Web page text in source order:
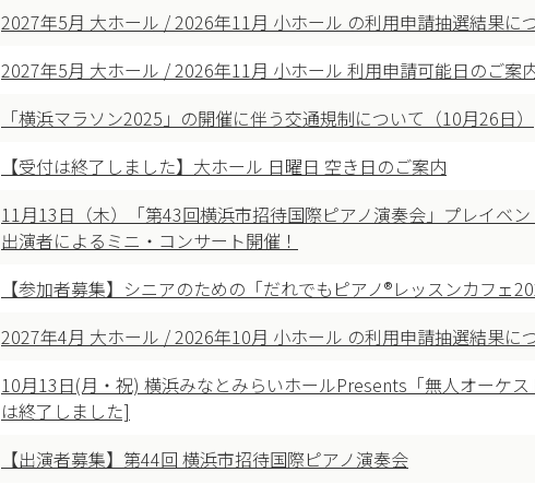
2027年5月 大ホール / 2026年11月 小ホール の利用申請抽選結果に
2027年5月 大ホール / 2026年11月 小ホール 利用申請可能日のご案
「横浜マラソン2025」の開催に伴う交通規制について（10月26日）
【受付は終了しました】大ホール 日曜日 空き日のご案内
11月13日（木）「第43回横浜市招待国際ピアノ演奏会」プレイベン
出演者によるミニ・コンサート開催！
【参加者募集】シニアのための「だれでもピアノ®レッスンカフェ
2027年4月 大ホール / 2026年10月 小ホール の利用申請抽選結果に
10月13日(月・祝) 横浜みなとみらいホールPresents「無人オーケ
は終了しました]
【出演者募集】第44回 横浜市招待国際ピアノ演奏会